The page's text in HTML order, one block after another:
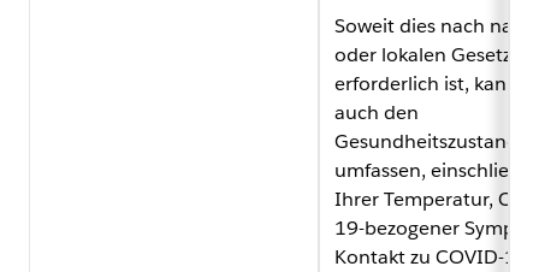
Soweit dies nach
oder lokalen Gesetzen
erforderlich ist, kann
auch den
Gesundheitszustand
umfassen,
Ihrer Temperatur,
19-bezogener
Kontakt zu COVID-19-